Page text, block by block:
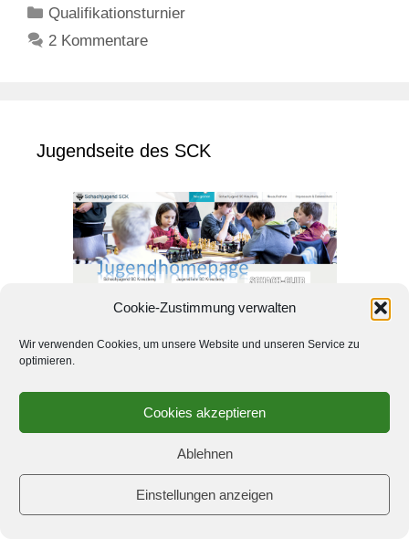
Cookie-Zustimmung verwalten
Wir verwenden Cookies, um unsere Website und unseren Service zu
optimieren.
Cookies akzeptieren
Ablehnen
Einstellungen anzeigen
Kategorien
Qualifikationsturnier
2 Kommentare
Jugendseite des SCK
Schach-Club Kreuzberg e.V.
Haus des Sports